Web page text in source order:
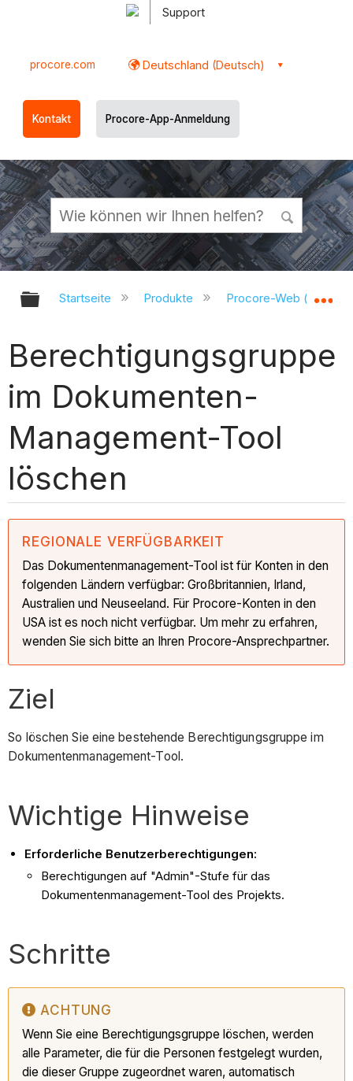
Support
procore.com Deutschland (Deutsch)
Kontakt Procore-App-Anmeldung
Globale Hierarchie auf- und
Startseite Produkte Procore-Web
Berechtigungsgruppe
im Dokumenten-
Management-Tool
löschen
REGIONALE VERFÜGBARKEIT
Das Dokumentenmanagement-Tool ist für Konten in den
folgenden Ländern verfügbar: Großbritannien, Irland,
Australien und Neuseeland. Für Procore-Konten in den
USA ist es noch nicht verfügbar. Um mehr zu erfahren,
wenden Sie sich bitte an Ihren Procore-Ansprechpartner.
Ziel
So löschen Sie eine bestehende Berechtigungsgruppe im
Dokumentenmanagement-Tool.
Wichtige Hinweise
Erforderliche Benutzerberechtigungen:
Berechtigungen auf "Admin"-Stufe für das
Dokumentenmanagement-Tool des Projekts.
Schritte
ACHTUNG
Wenn Sie eine Berechtigungsgruppe löschen, werden
alle Parameter, die für die Personen festgelegt wurden,
die dieser Gruppe zugeordnet waren, automatisch